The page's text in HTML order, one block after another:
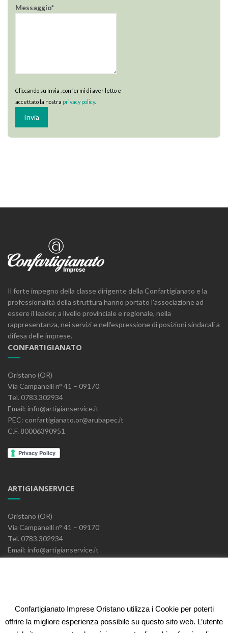
Messaggio*
Cliccando su Invia , confermi di aver letto e
accettato la nostra privacy policy.
Il forte impegno della classe dirigente della Confartigianato e la
professionalità della struttura hanno portato l’associazione ad
essere il leader, a livello provinciale e regionale, nella
rappresentanza, nei servizi e nell’espressione di posizioni sindacali a
difesa delle imprese.
CONFARTIGIANATO
Oristano (OR)
Via Campanelli n° 41 – 09170
Tel. 0783.302934
Email: info@artigianservice.it
PEC: confartigianato.or@arubapec.it
C.F. 80006390951
ARTIGIANSERVICE
Oristano (OR)
Via Campanelli n° 41 – 09170
Tel. 0783.302934
Email: info@artigianservice.it
ELEONORA FIDI
Confartigianato Imprese Oristano utilizza i Cookie per poterti
offrire la migliore esperienza possibile su questo sito web. L’utente